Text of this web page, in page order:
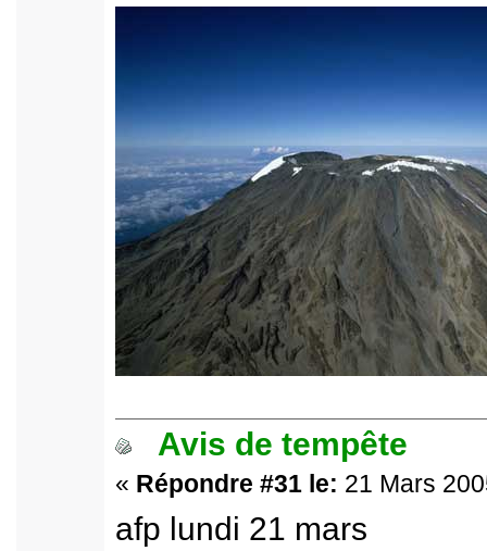
Avis de tempête
« Répondre #31 le: 21 Mars
afp lundi 21 mars